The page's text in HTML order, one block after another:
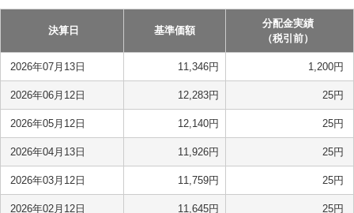
決算日 基準価額
分配金実績
（税引前）
2026年07月13日 11,346円 1,200円
2026年06月12日 12,283円 25円
2026年05月12日 12,140円 25円
2026年04月13日 11,926円 25円
2026年03月12日 11,759円 25円
2026年02月12日 11,645円 25円